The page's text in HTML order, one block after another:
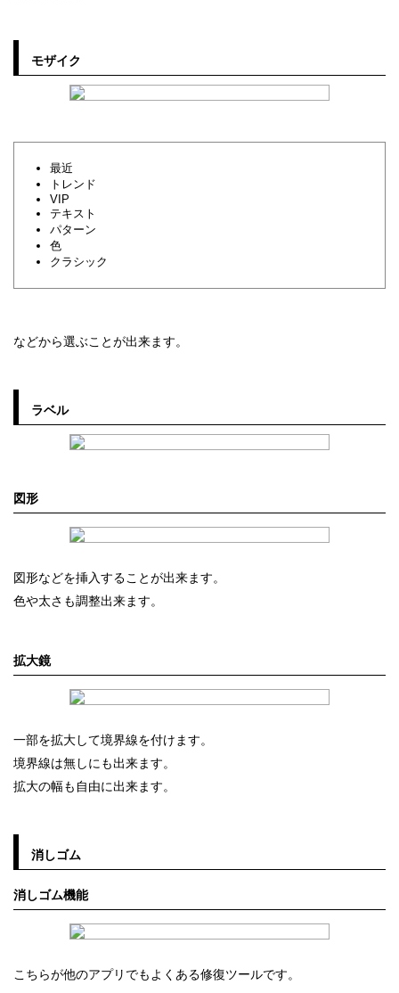
モザイク
最近
トレンド
VIP
テキスト
パターン
色
クラシック
などから選ぶことが出来ます。
ラベル
図形
図形などを挿入することが出来ます。
色や太さも調整出来ます。
拡大鏡
一部を拡大して境界線を付けます。
境界線は無しにも出来ます。
拡大の幅も自由に出来ます。
消しゴム
消しゴム機能
こちらが他のアプリでもよくある修復ツールです。